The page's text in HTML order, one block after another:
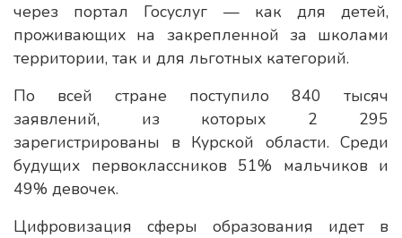
через портал Госуслуг — как для детей,
проживающих на закрепленной за школами
территории, так и для льготных категорий.
По всей стране поступило 840 тысяч
заявлений, из которых 2 295
зарегистрированы в Курской области. Среди
будущих первоклассников 51% мальчиков и
49% девочек.
Цифровизация сферы образования идет в